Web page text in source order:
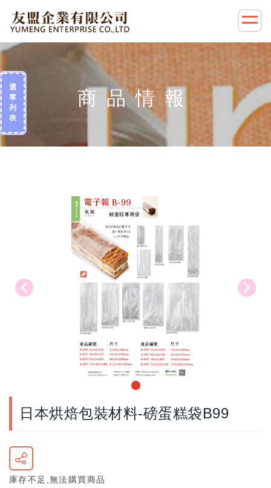
日本烘焙包裝材料-磅蛋糕袋B99
庫存不足,無法購買商品
選
單
列
表